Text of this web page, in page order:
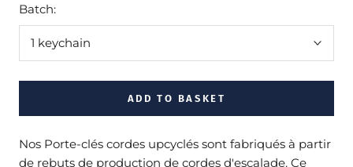
Batch:
1 keychain
ADD TO BASKET
Nos Porte-clés cordes upcyclés sont fabriqués à partir
de rebuts de production de cordes d'escalade. Ce